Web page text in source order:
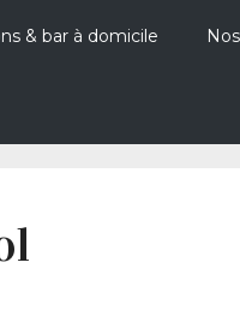
& bar à domicile